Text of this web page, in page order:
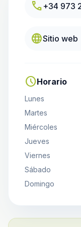
call +34 973
languageSitio web
scheduleHorario
Lunes
Martes
Miércoles
Jueves
Viernes
Sábado
Domingo